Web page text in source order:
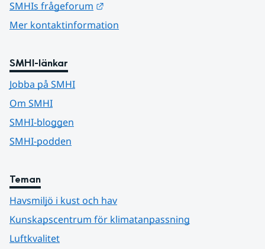
SMHIs frågeforum
Mer kontaktinformation
SMHI-länkar
Jobba på SMHI
Om SMHI
SMHI-bloggen
SMHI-podden
Teman
Havsmiljö i kust och hav
Kunskapscentrum för klimatanpassning
Luftkvalitet